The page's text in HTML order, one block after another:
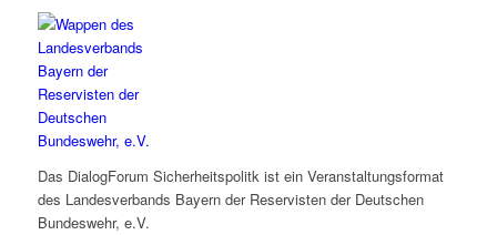
Das DialogForum Sicherheitspolitk ist ein Veranstaltungsformat
des Landesverbands Bayern der Reservisten der Deutschen
Bundeswehr, e.V.